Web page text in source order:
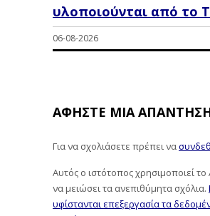
υλοποιούνται από το
06-08-2026
ΑΦΉΣΤΕ ΜΙΑ
Για να σχολιάσετε πρέπει να
Αυτός ο ιστότοπος χρησιμοποιεί το
να μειώσει τα ανεπιθύμητα σχόλια.
υφίστανται επεξεργασία τα